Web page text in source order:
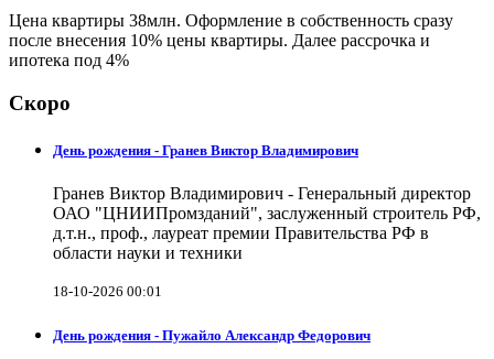
Цена квартиры 38млн. Оформление в собственность сразу
после внесения 10% цены квартиры. Далее рассрочка и
ипотека под 4%
Скоро
День рождения - Гранев Виктор Владимирович
Гранев Виктор Владимирович - Генеральный директор
ОАО "ЦНИИПромзданий", заслуженный строитель РФ,
д.т.н., проф., лауреат премии Правительства РФ в
области науки и техники
18-10-2026 00:01
День рождения - Пужайло Александр Федорович